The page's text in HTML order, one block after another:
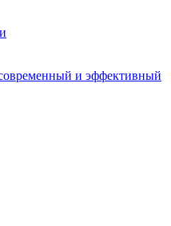
современный и эффективный